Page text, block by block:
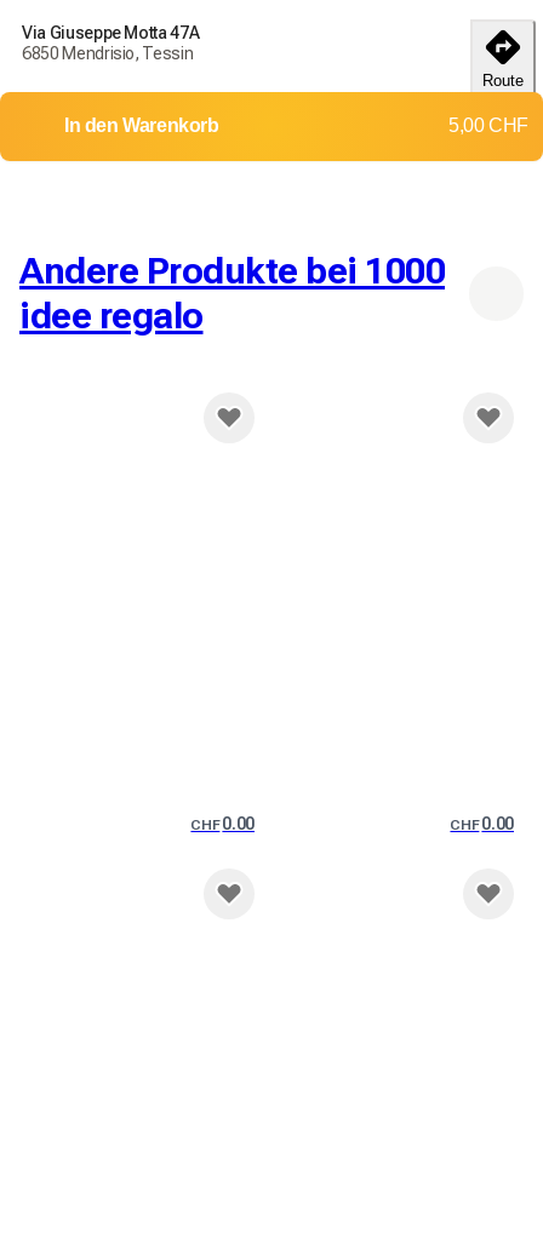
Bestellen Sie noch heute, um Ihre Produkte bis zum
18-25
débembrezu erhalten
Via Giuseppe Motta 47A
6850 Mendrisio, Tessin
Route
In den Warenkorb 5,00 CHF
Andere Produkte bei 1000
idee regalo
CHF0.00 CHF0.00